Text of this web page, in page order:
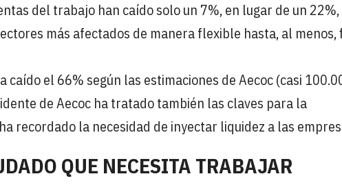
del trabajo han caído solo un 7%, en lugar de un
más afectados de manera flexible hasta, al menos,
el 66% según las estimaciones de Aecoc (casi
de Aecoc ha tratado también las claves para la
recordado la necesidad de inyectar liquidez a las
QUE NECESITA TRABAJAR